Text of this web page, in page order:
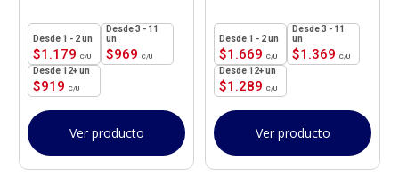
$1.179
1 - 2un
$969
3 - 11
un
$919
12+ un
Ver producto
$1.669
1 - 2un
$1.369
3 - 11
un
$1.289
12+ un
Ver producto